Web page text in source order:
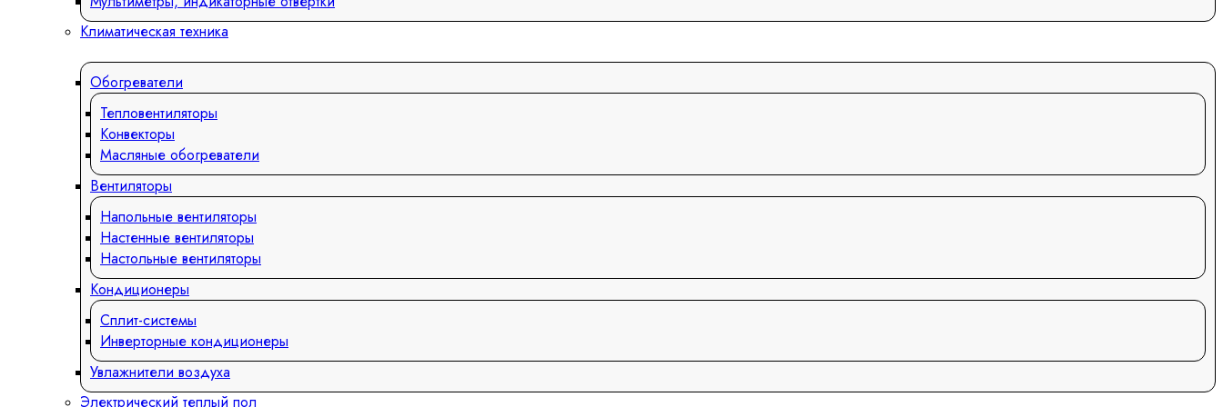
Климатическая техника
Обогреватели
Тепловентиляторы
Конвекторы
Масляные обогреватели
Вентиляторы
Напольные вентиляторы
Настенные вентиляторы
Настольные вентиляторы
Кондиционеры
Сплит-системы
Инверторные кондиционеры
Увлажнители воздуха
Электрический теплый пол